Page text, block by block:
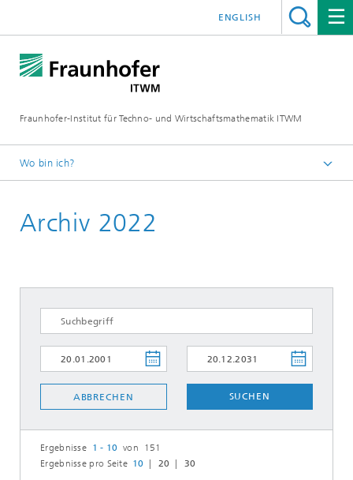
Fraunhofer-Institut für Techno- und Wirtschaftsmathematik ITWM
ENGLISH
Wo bin ich?
Messen|Veranstaltungen
Archiv 2022
ABBRECHEN SUCHEN
Ergebnisse 1 - 10 von 151
Ergebnisse pro Seite 10 20 30